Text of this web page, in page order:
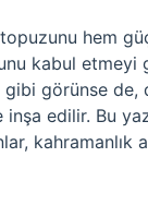
hem
kabul etmeyi
görünse de,
edilir. Bu
kahramanlık